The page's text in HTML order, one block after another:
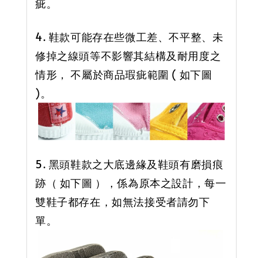
疵。
4. 鞋款可能存在些微工差、不平整、未
修掉之線頭等不影響其結構及耐用度之
情形， 不屬於商品瑕疵範圍 ( 如下圖
)。
5. 黑頭鞋款之大底邊緣及鞋頭有磨損痕
跡（ 如下圖 ），係為原本之設計，每一
雙鞋子都存在，如無法接受者請勿下
單。